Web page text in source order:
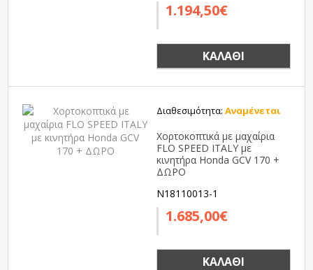
1.194,50€
ΚΑΛΆΘΙ
Διαθεσιμότητα: Αναμένεται
Χορτοκοπτικά με μαχαίρια
FLO SPEED ITALY με
κινητήρα Honda GCV 170 +
ΔΩΡΟ
N18110013-1
1.685,00€
ΚΑΛΆΘΙ